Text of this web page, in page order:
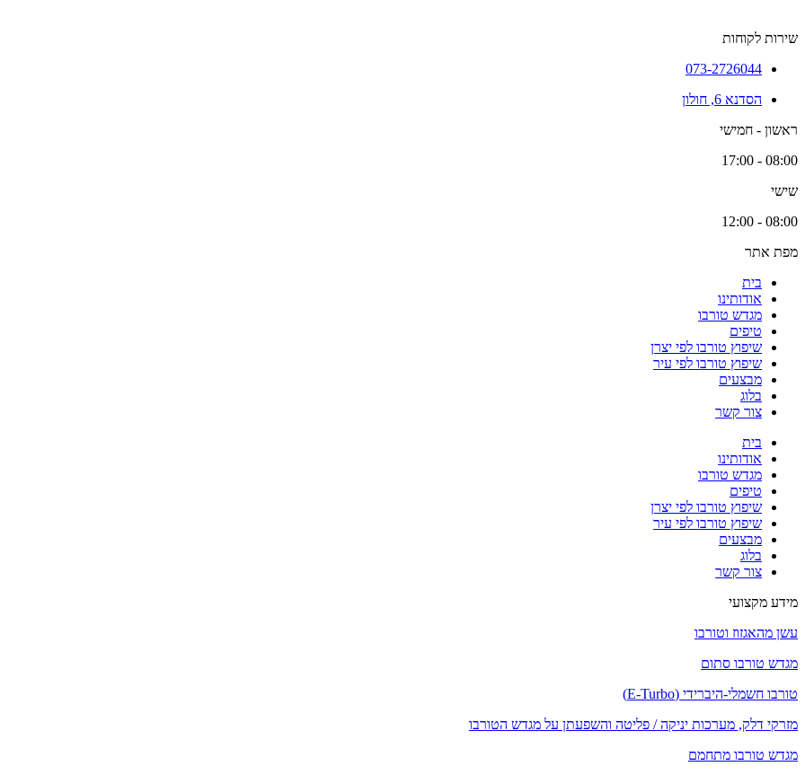
שירות לקוחות
073-2726044
הסדנא 6, חולון
ראשון - חמישי
08:00 - 17:00
שישי
08:00 - 12:00
מפת אתר
בית
אודותינו
מגדש טורבו
טיפים
שיפוץ טורבו לפי יצרן
שיפוץ טורבו לפי עיר
מבצעים
בלוג
צור קשר
בית
אודותינו
מגדש טורבו
טיפים
שיפוץ טורבו לפי יצרן
שיפוץ טורבו לפי עיר
מבצעים
בלוג
צור קשר
מידע מקצועי
עשן מהאגזוז וטורבו
מגדש טורבו סתום
טורבו חשמלי-היברידי (E-Turbo)
מזרקי דלק, מערכות יניקה / פליטה והשפעתן על מגדש הטורבו
מגדש טורבו מתחמם